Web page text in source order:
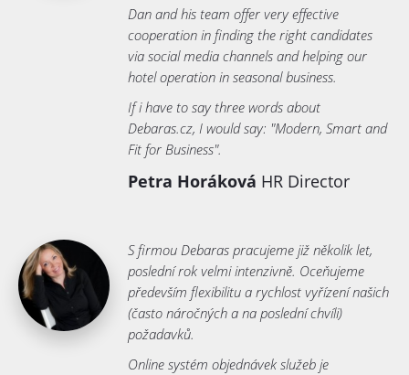
Dan and his team offer very effective
cooperation in finding the right candidates
via social media channels and helping our
hotel operation in seasonal business.
If i have to say three words about
Debaras.cz, I would say: "Modern, Smart and
Fit for Business".
Petra Horáková HR Director
S firmou Debaras pracujeme již několik let,
poslední rok velmi intenzivně. Oceňujeme
především flexibilitu a rychlost vyřízení našich
(často náročných a na poslední chvíli)
požadavků.
Online systém objednávek služeb je